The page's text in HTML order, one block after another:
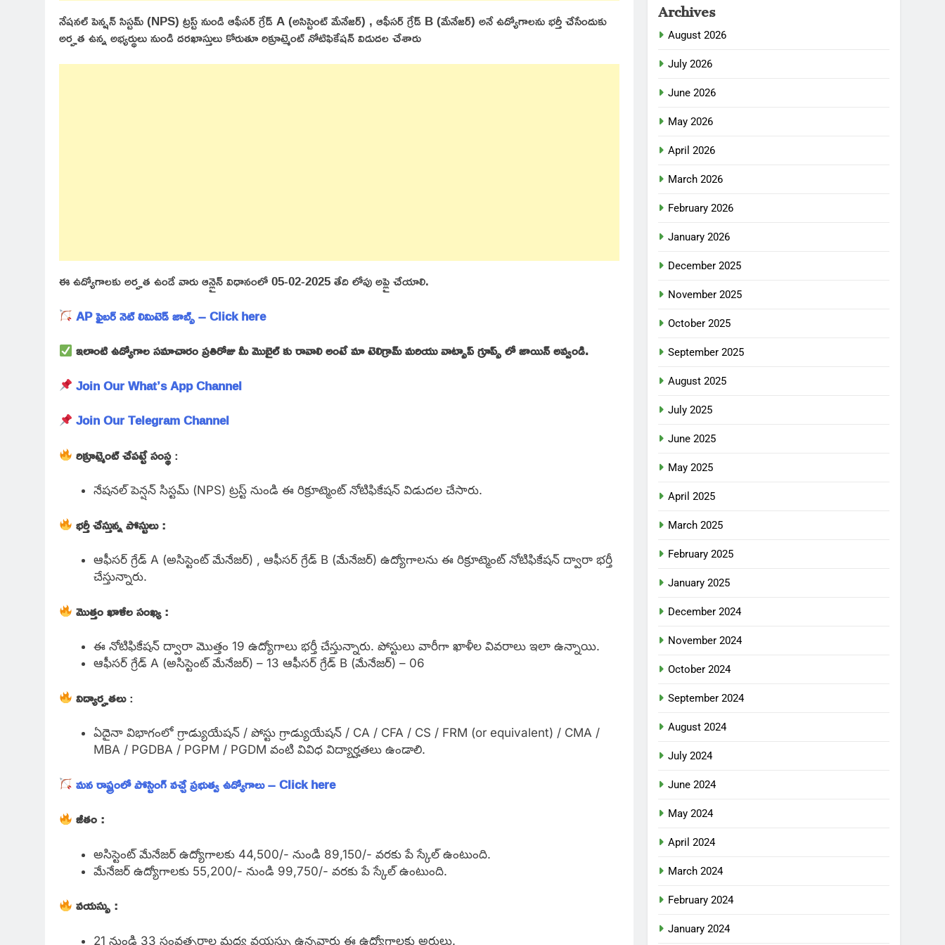
నేషనల్ పెన్షన్ సిస్టమ్ (NPS) ట్రస్ట్ నుండి ఆఫీసర్ గ్రేడ్ A (అసిస్టెంట్ మేనేజర్) , ఆఫీసర్ గ్రేడ్ B (మేనేజర్) అనే ఉద్యోగాలను భర్తీ చేసేందుకు
అర్హత ఉన్న అభ్యర్థులు నుండి దరఖాస్తులు కోరుతూ రిక్రూట్మెంట్ నోటిఫికేషన్ విడుదల చేశారు
ఈ ఉద్యోగాలకు అర్హత ఉండే వారు ఆన్లైన్ విధానంలో 05-02-2025 తేది లోపు అప్లై చేయాలి.
AP ఫైబర్ నెట్ లిమిటెడ్ జాబ్స్ – Click here
ఇలాంటి ఉద్యోగాల సమాచారం ప్రతిరోజు మీ మొబైల్ కు రావాలి అంటే మా టెలిగ్రామ్ మరియు వాట్సాప్ గ్రూప్స్ లో జాయిన్ అవ్వండి.
Join Our What’s App Channel
Join Our Telegram Channel
రిక్రూట్మెంట్ చేపట్టే సంస్థ:
నేషనల్ పెన్షన్ సిస్టమ్ (NPS) ట్రస్ట్ నుండి ఈ రిక్రూట్మెంట్ నోటిఫికేషన్ విడుదల చేసారు.
భర్తీ చేస్తున్న పోస్టులు :
ఆఫీసర్ గ్రేడ్ A (అసిస్టెంట్ మేనేజర్) , ఆఫీసర్ గ్రేడ్ B (మేనేజర్) ఉద్యోగాలను ఈ రిక్రూట్మెంట్ నోటిఫికేషన్ ద్వారా భర్తీ
చేస్తున్నారు.
మొత్తం ఖాళీల సంఖ్య :
ఈ నోటిఫికేషన్ ద్వారా మొత్తం 19 ఉద్యోగాలు భర్తీ చేస్తున్నారు. పోస్టులు వారీగా ఖాళీల వివరాలు ఇలా ఉన్నాయి.
ఆఫీసర్ గ్రేడ్ A (అసిస్టెంట్ మేనేజర్) – 13 ఆఫీసర్ గ్రేడ్ B (మేనేజర్) – 06
విద్యార్హతలు:
ఏదైనా విభాగంలో గ్రాడ్యుయేషన్ / పోస్టు గ్రాడ్యుయేషన్ / CA / CFA / CS / FRM (or equivalent) / CMA /
MBA / PGDBA / PGPM / PGDM వంటి వివిధ విద్యార్హతలు ఉండాలి.
మన రాష్ట్రంలో పోస్టింగ్ వచ్చే ప్రభుత్వ ఉద్యోగాలు – Click here
జీతం :
అసిస్టెంట్ మేనేజర్ ఉద్యోగాలకు 44,500/- నుండి 89,150/- వరకు పే స్కేల్ ఉంటుంది.
మేనేజర్ ఉద్యోగాలకు 55,200/- నుండి 99,750/- వరకు పే స్కేల్ ఉంటుంది.
వయస్సు :
21 నుండి 33 సంవత్సరాల మధ్య వయస్సు ఉన్నవారు ఈ ఉద్యోగాలకు అర్హులు.
Archives
August 2026
July 2026
June 2026
May 2026
April 2026
March 2026
February 2026
January 2026
December 2025
November 2025
October 2025
September 2025
August 2025
July 2025
June 2025
May 2025
April 2025
March 2025
February 2025
January 2025
December 2024
November 2024
October 2024
September 2024
August 2024
July 2024
June 2024
May 2024
April 2024
March 2024
February 2024
January 2024